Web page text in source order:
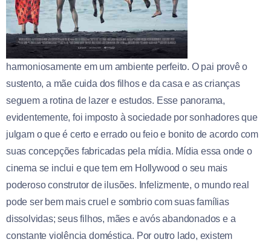
harmoniosamente em um ambiente perfeito. O pai provê o
sustento, a mãe cuida dos filhos e da casa e as crianças
seguem a rotina de lazer e estudos. Esse panorama,
evidentemente, foi imposto à sociedade por sonhadores que
julgam o que é certo e errado ou feio e bonito de acordo com
suas concepções fabricadas pela mídia. Mídia essa onde o
cinema se inclui e que tem em Hollywood o seu mais
poderoso construtor de ilusões. Infelizmente, o mundo real
pode ser bem mais cruel e sombrio com suas famílias
dissolvidas; seus filhos, mães e avós abandonados e a
constante violência doméstica. Por outro lado, existem